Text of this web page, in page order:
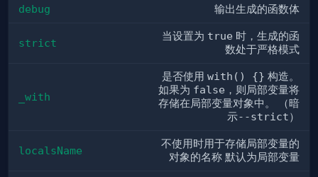
debug 输出生成的函数体
strict
当设置为 true 时，生成的函
数处于严格模式
_with
是否使用 with() {} 构造。
如果为 false ，则局部变量将
存储在局部变量对象中。 （暗
示--strict）
localsName
不使用时用于存储局部变量的
对象的名称 默认为局部变量